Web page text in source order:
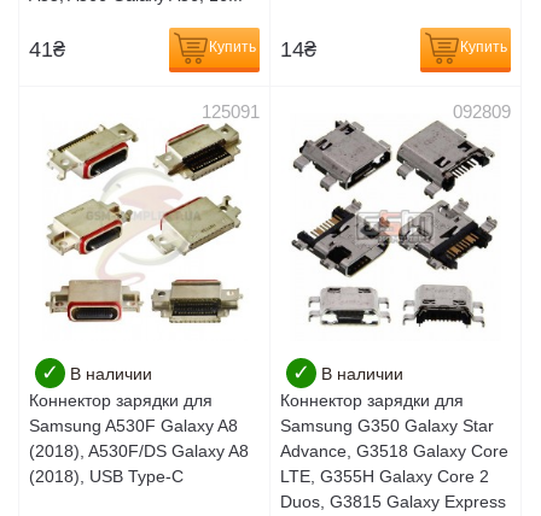
41₴ Купить 14₴ Купить
125091
✓
В наличии
Коннектор зарядки для
Samsung A530F Galaxy A8
(2018), A530F/DS Galaxy A8
(2018), USB Type-C
092809
✓
В наличии
Коннектор зарядки для
Samsung G350 Galaxy Star
Advance, G3518 Galaxy Core
LTE, G355H Galaxy Core 2
Duos, G3815 Galaxy Express